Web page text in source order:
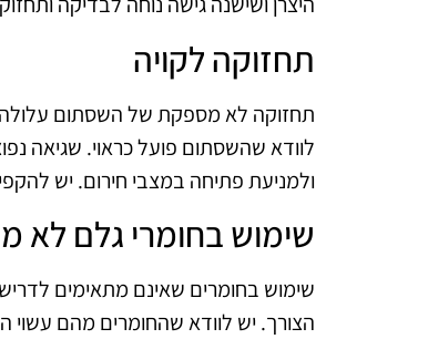
תחזוקה לקויה
תחזוקה לא מספקת של השסתום עלולה
לוודא שהשסתום פועל כראוי. שגיאה
ולמניעת פתיחה במצבי חירום. יש
שימוש בחומרי גלם לא
שימוש בחומרים שאינם מתאימים
הצורך. יש לוודא שהחומרים מהם עשוי